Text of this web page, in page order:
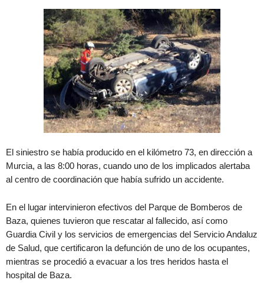
El siniestro se había producido en el kilómetro 73, en dirección a
Murcia, a las 8:00 horas, cuando uno de los implicados alertaba
al centro de coordinación que había sufrido un accidente.
En el lugar intervinieron efectivos del Parque de Bomberos de
Baza, quienes tuvieron que rescatar al fallecido, así como
Guardia Civil y los servicios de emergencias del Servicio Andaluz
de Salud, que certificaron la defunción de uno de los ocupantes,
mientras se procedió a evacuar a los tres heridos hasta el
hospital de Baza.